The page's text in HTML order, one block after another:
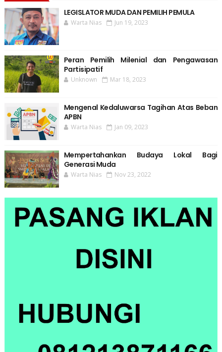
LEGISLATOR MUDA DAN PEMILIH PEMULA
Warta Nias Jun 19, 2023
Peran Pemilih Milenial dan Pengawasan
Partisipatif
Unknown Mar 18, 2023
Mengenal Kedaluwarsa Tagihan Atas Beban
APBN
Warta Nias Jan 09, 2023
Mempertahankan Budaya Lokal Bagi
Generasi Muda
Warta Nias Nov 23, 2022